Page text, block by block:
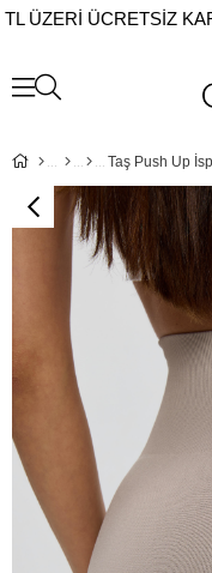
ÜZERI ÜCRETSIZ
Taş Push Up